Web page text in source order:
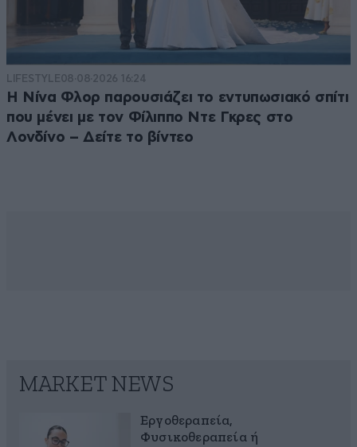
LIFESTYLE08·08·2026 16:24
Η Νίνα Φλορ παρουσιάζει το εντυπωσιακό σπίτι
που μένει με τον Φίλιππο Ντε Γκρες στο
Λονδίνο – Δείτε το βίντεο
MARKET NEWS
Εργοθεραπεία,
Φυσικοθεραπεία ή